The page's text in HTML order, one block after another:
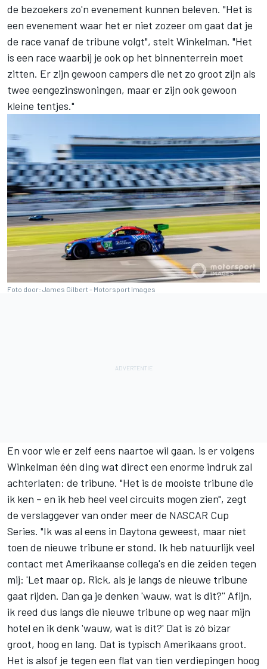
de bezoekers zo'n evenement kunnen beleven. "Het is
een evenement waar het er niet zozeer om gaat dat je
de race vanaf de tribune volgt", stelt Winkelman. "Het
is een race waarbij je ook op het binnenterrein moet
zitten. Er zijn gewoon campers die net zo groot zijn als
twee eengezinswoningen, maar er zijn ook gewoon
kleine tentjes."
Foto door: James Gilbert - Motorsport Images
En voor wie er zelf eens naartoe wil gaan, is er volgens
Winkelman één ding wat direct een enorme indruk zal
achterlaten: de tribune. "Het is de mooiste tribune die
ik ken – en ik heb heel veel circuits mogen zien", zegt
de verslaggever van onder meer de NASCAR Cup
Series. "Ik was al eens in Daytona geweest, maar niet
toen de nieuwe tribune er stond. Ik heb natuurlijk veel
contact met Amerikaanse collega's en die zeiden tegen
mij: 'Let maar op, Rick, als je langs de nieuwe tribune
gaat rijden. Dan ga je denken 'wauw, wat is dit?'' Afijn,
ik reed dus langs die nieuwe tribune op weg naar mijn
hotel en ik denk 'wauw, wat is dit?' Dat is zó bizar
groot, hoog en lang. Dat is typisch Amerikaans groot.
Het is alsof je tegen een flat van tien verdiepingen hoog